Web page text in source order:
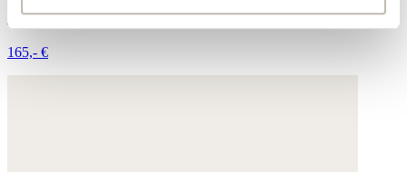
Indem Sie auf "Alle optionalen Tools akzeptieren" klicken,
erklären Sie sich mit der Nutzung der optionalen Tools
Leder
165,- €